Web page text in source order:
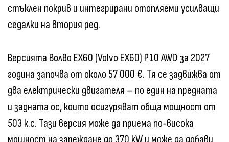
стъклен покрив и интегрирани отопляеми усилващи
седалки на втория ред.
Версията Волво EX60 (Volvo EX60) P10 AWD за 2027
година започва от около 57 000 €. Тя се задвижва от
два електрически двигателя – по един на предната
и задната ос, които осигуряват обща мощност от
503 к.с. Тази версия може да приема по-висока